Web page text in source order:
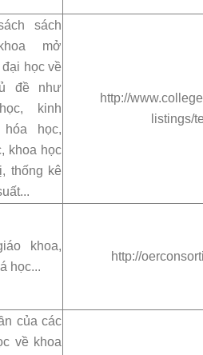
sách
mở
học về
đề như
kinh
hóa học,
khoa học
thống kê
http://
listings/
khoa,
học...
http://
của các
về khoa